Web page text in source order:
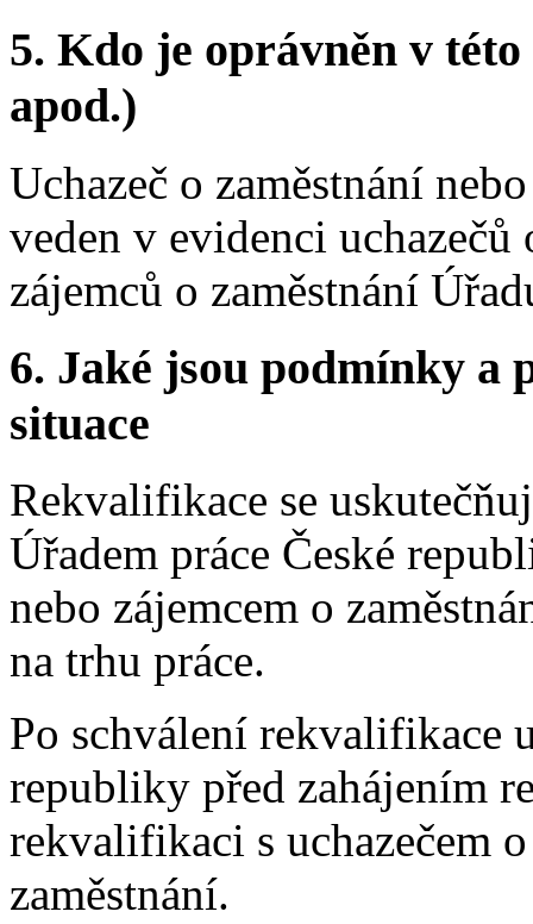
5. Kdo je oprávněn v
apod.)
Uchazeč o zaměstnání
veden v evidenci
zájemců o zaměstnání
6. Jaké jsou podmínky a
situace
Rekvalifikace se
Úřadem práce České
nebo zájemcem o
na trhu práce.
Po schválení rekvalifikace
republiky před zahájením
rekvalifikaci s uchazečem
zaměstnání.